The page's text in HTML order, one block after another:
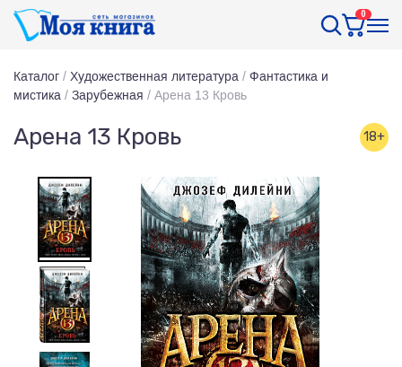
0
Каталог / Художественная литература / Фантастика и
мистика / Зарубежная / Арена 13 Кровь
Арена 13 Кровь 18+